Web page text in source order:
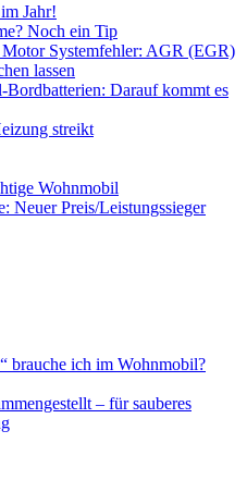
Jahr!
Noch ein Tip
Systemfehler: AGR (EGR)
lassen
Darauf kommt es
streikt
Wohnmobil
Neuer Preis/Leistungssieger
brauche ich im Wohnmobil?
– für sauberes